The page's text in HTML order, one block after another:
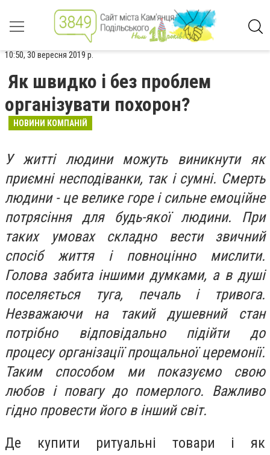
10:50, 30 вересня 2019 р.
Як швидко і без проблем
організувати похорон?
НОВИНИ КОМПАНІЙ
У житті людини можуть виникнути як
приємні несподіванки, так і сумні. Смерть
людини - це велике горе і сильне емоційне
потрясіння для будь-якої людини. При
таких умовах складно вести звичний
спосіб життя і повноцінно мислити.
Голова забита іншими думками, а в душі
поселяється туга, печаль і тривога.
Незважаючи на такий душевний стан
потрібно відповідально підійти до
процесу організації прощальної церемонії.
Таким способом ми показуємо свою
любов і повагу до померлого. Важливо
гідно провести його в інший світ.
Де купити ритуальні товари і як